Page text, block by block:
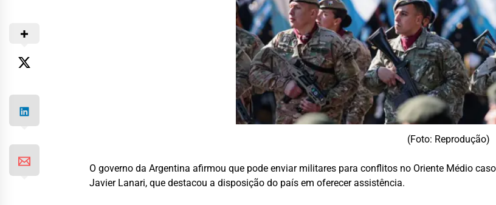
(Foto: Reprodução)
O governo da Argentina afirmou que pode enviar militares para conflitos no Oriente Médio
Javier Lanari, que destacou a disposição do país em oferecer assistência.